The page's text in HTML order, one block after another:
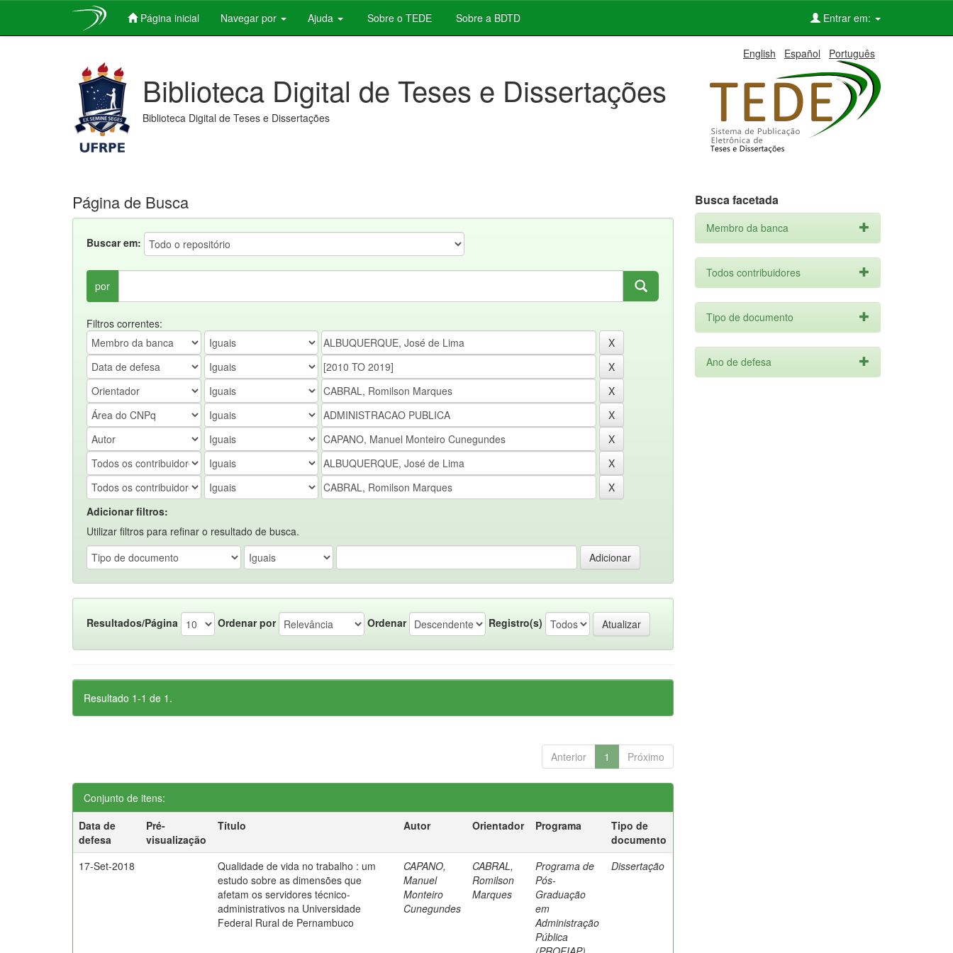
Página inicial Navegar por Ajuda Sobre o TEDE Sobre a BDTD Entrar em:
English Español Português
Biblioteca Digital de Teses e Dissertações
Biblioteca Digital de Teses e Dissertações
Página de Busca
Buscar em:
por
Filtros correntes:
Adicionar filtros:
Utilizar filtros para refinar o resultado de busca.
Resultados/Página Ordenar por Ordenar Registro(s)
Resultado 1-1 de 1.
Anterior 1 Próximo
Conjunto de itens:
Data de
defesa
Pré-
visualização
Título Autor Orientador Programa
Tipo de
documento
17-Set-2018
Qualidade de vida no trabalho : um
estudo sobre as dimensões que
afetam os servidores técnico-
administrativos na Universidade
Federal Rural de Pernambuco
CAPANO,
Manuel
Monteiro
Cunegundes
CABRAL,
Romilson
Marques
Programa de
Pós-
Graduação
em
Administração
Pública
Dissertação
Busca facetada
Membro da banca
Todos contribuidores
Tipo de documento
Ano de defesa